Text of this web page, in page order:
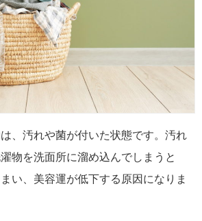
、汚れや菌が付いた状態です。汚れ
物を洗面所に溜め込んでしまうと
い、美容運が低下する原因になりま